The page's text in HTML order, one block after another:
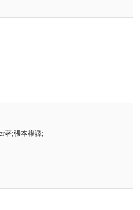
著;張本權譯;